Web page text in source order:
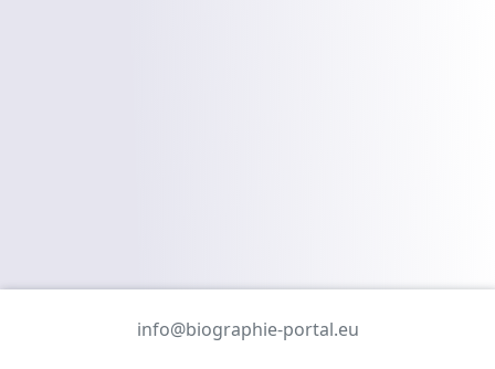
info@biographie-portal.eu